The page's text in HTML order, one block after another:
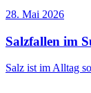
28. Mai 2026
Salzfallen im
Salz ist im Alltag